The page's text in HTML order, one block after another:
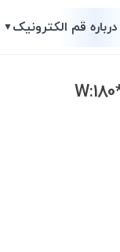
درباره قم الکترونیک▼